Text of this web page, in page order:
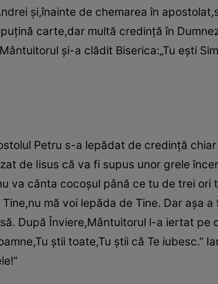
şi,înainte de chemarea în
carte,dar multă credinţă în
şi-a clădit Biserica:„Tu eşti
Petru s-a lepădat de credinţă
de Iisus că va fi supus unor grele
va cânta cocoşul până ce tu de trei ori
mă voi lepăda de Tine. Dar aşa
După Înviere,Mântuitorul l-a iertat pe
ştii toate,Tu ştii că Te iubesc.”